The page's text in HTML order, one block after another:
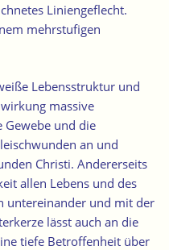
Liniengeflecht.
mehrstufigen
Lebensstruktur und
massive
Gewebe und die
an und
Christi. Andererseits
allen Lebens und des
untereinander und mit der
lässt auch an die
tiefe Betroffenheit über